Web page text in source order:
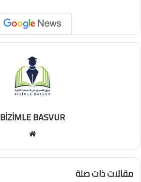
BİZİMLE BASVUR
مقالات ذات صلة